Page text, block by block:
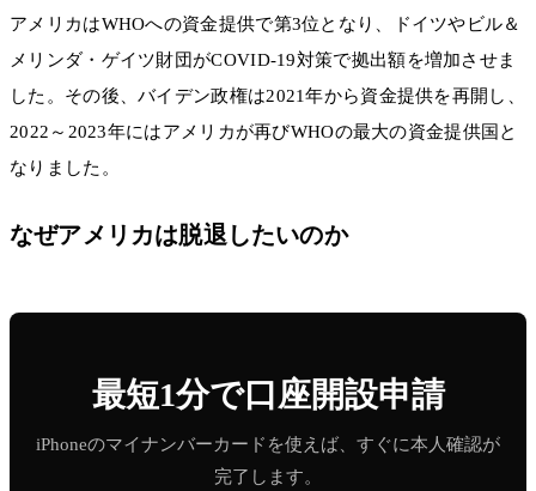
アメリカはWHOへの資金提供で第3位となり、ドイツやビル＆
メリンダ・ゲイツ財団がCOVID-19対策で拠出額を増加させま
した。その後、バイデン政権は2021年から資金提供を再開し、
2022～2023年にはアメリカが再びWHOの最大の資金提供国と
なりました。
なぜアメリカは脱退したいのか
最短1分で口座開設申請
iPhoneのマイナンバーカードを使えば、すぐに本人確認が
完了します。